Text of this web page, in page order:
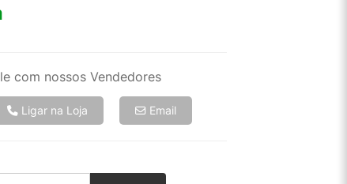
com nossos Vendedores
Ligar na Loja Email